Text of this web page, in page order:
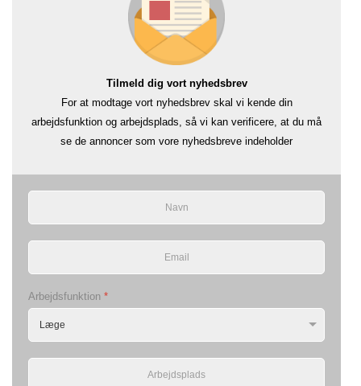
Tilmeld dig vort nyhedsbrev
For at modtage vort nyhedsbrev skal vi kende din
arbejdsfunktion og arbejdsplads, så vi kan verificere, at du må
se de annoncer som vore nyhedsbreve indeholder
Arbejdsfunktion *